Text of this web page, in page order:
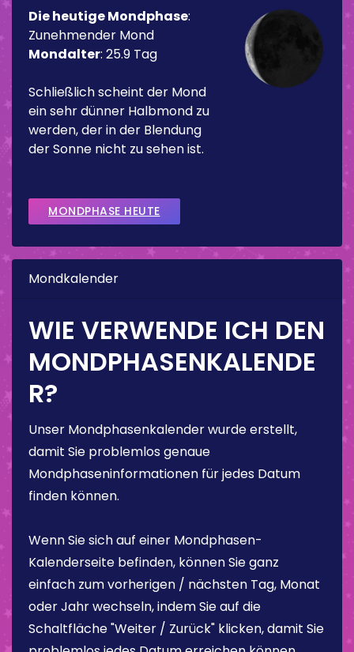
Die heutige Mondphase:
Zunehmender Mond
Mondalter: 25.9 Tag
Schließlich scheint der Mond
ein sehr dünner Halbmond zu
werden, der in der Blendung
der Sonne nicht zu sehen ist.
MONDPHASE HEUTE
Mondkalender
WIE VERWENDE ICH DEN
MONDPHASENKALENDE
R?
Unser Mondphasenkalender wurde erstellt,
damit Sie problemlos genaue
Mondphaseninformationen für jedes Datum
finden können.
Wenn Sie sich auf einer Mondphasen-
Kalenderseite befinden, können Sie ganz
einfach zum vorherigen / nächsten Tag, Monat
oder Jahr wechseln, indem Sie auf die
Schaltfläche "Weiter / Zurück" klicken, damit Sie